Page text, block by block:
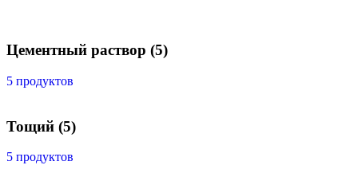
Цементный раствор (5)
5 продуктов
Тощий (5)
5 продуктов